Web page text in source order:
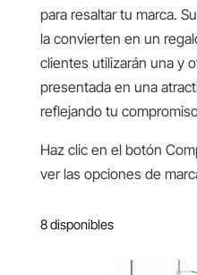
para resaltar tu marca.
la convierten en un
clientes utilizarán una y
presentada en una
reflejando tu
Haz clic en el botón
ver las opciones de
8 disponibles